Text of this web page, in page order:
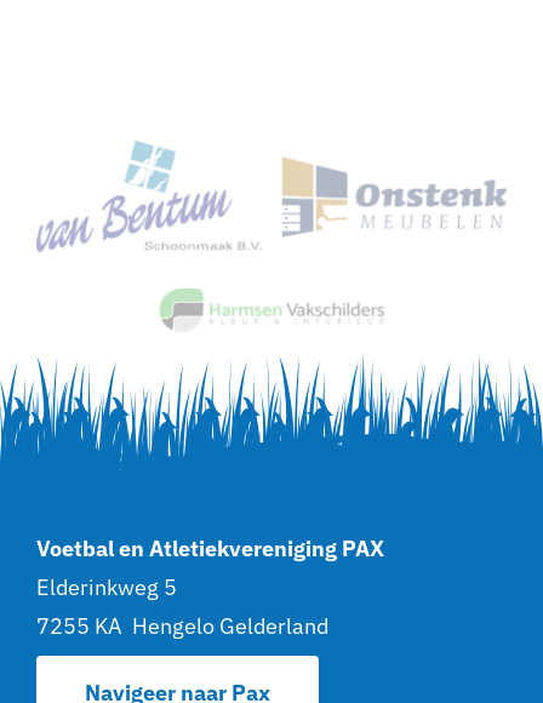
Voetbal en Atletiekvereniging PAX
Elderinkweg 5
7255 KA Hengelo Gelderland
Navigeer naar Pax